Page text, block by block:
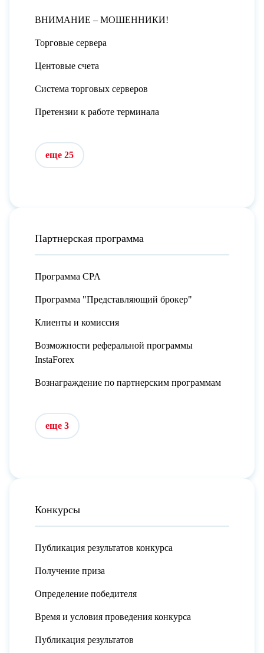
ВНИМАНИЕ – МОШЕННИКИ!
Торговые сервера
Центовые счета
Система торговых серверов
Претензии к работе терминала
еще 25
Партнерская программа
Программа CPA
Программа "Представляющий брокер"
Клиенты и комиссия
Возможности реферальной программы
InstaForex
Вознаграждение по партнерским программам
еще 3
Конкурсы
Публикация результатов конкурса
Получение приза
Определение победителя
Время и условия проведения конкурса
Публикация результатов